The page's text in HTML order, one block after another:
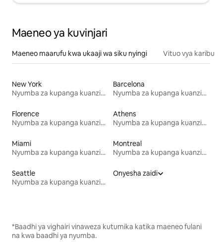
Maeneo ya kuvinjari
Maeneo maarufu kwa ukaaji wa siku nyingi Vituo vya karibu
New York
Nyumba za kupanga kuanzia mwezi mmoja
Barcelona
Nyumba za kupanga kuanzia mwezi mmoja
Florence
Nyumba za kupanga kuanzia mwezi mmoja
Athens
Nyumba za kupanga kuanzia mwezi mmoja
Miami
Nyumba za kupanga kuanzia mwezi mmoja
Montreal
Nyumba za kupanga kuanzia mwezi mmoja
Seattle
Nyumba za kupanga kuanzia mwezi mmoja
Onyesha zaidi
*Baadhi ya vighairi vinaweza kutumika katika maeneo fulani
na kwa baadhi ya nyumba.